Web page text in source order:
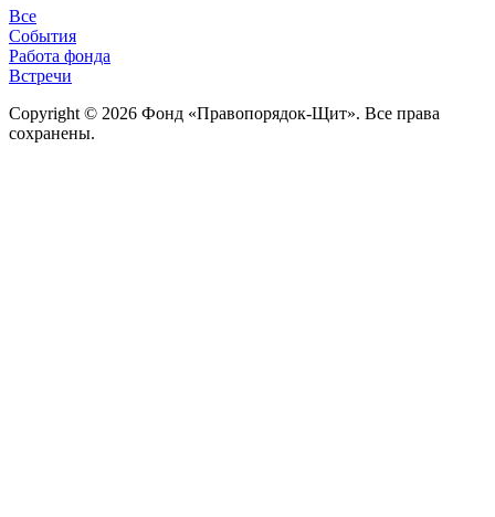
Все
События
Работа фонда
Встречи
Copyright © 2026 Фонд «Правопорядок-Щит». Все права
сохранены.